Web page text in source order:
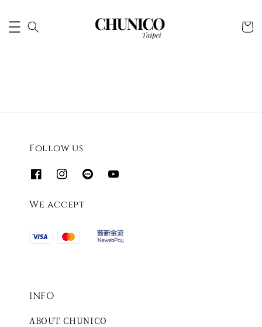
Follow us
We accept
INFO
ABOUT CHUNICO